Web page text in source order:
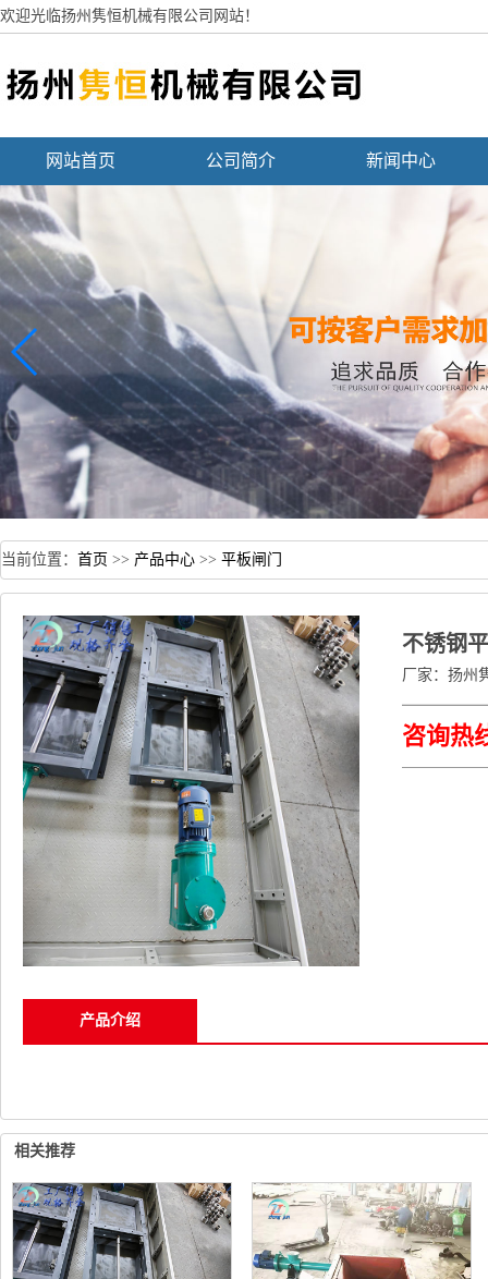
欢迎光临扬州隽恒机械有限公司网站！
网站首页 公司简介 新闻中心
当前位置： 首页 >> 产品中心 >> 平板闸门
不锈钢
厂家： 扬州
咨询热
产品介绍
相关推荐